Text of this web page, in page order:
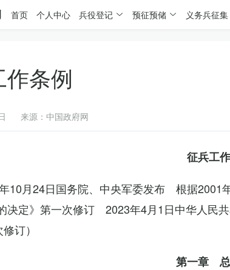
首页 个人中心 兵役登记 预征预储 义务兵征集
条例
来源：中国政府网
征兵工
年10月24日国务院、中央军委发布 根据
决定》第一次修订 2023年4月1日中华人民
订）
第一章